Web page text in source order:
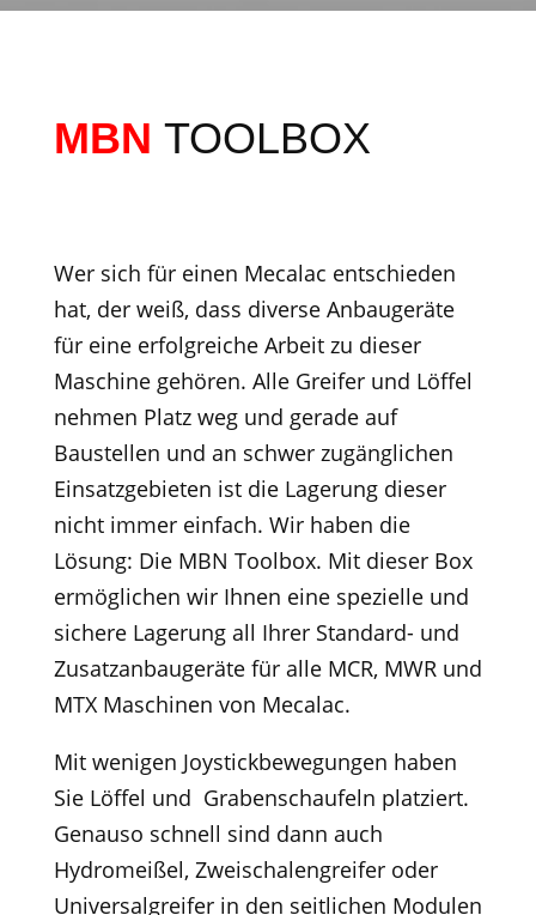
MBN TOOLBOX
Wer sich für einen Mecalac entschieden
hat, der weiß, dass diverse Anbaugeräte
für eine erfolgreiche Arbeit zu dieser
Maschine gehören. Alle Greifer und Löffel
nehmen Platz weg und gerade auf
Baustellen und an schwer zugänglichen
Einsatzgebieten ist die Lagerung dieser
nicht immer einfach. Wir haben die
Lösung: Die MBN Toolbox. Mit dieser Box
ermöglichen wir Ihnen eine spezielle und
sichere Lagerung all Ihrer Standard- und
Zusatzanbaugeräte für alle MCR, MWR und
MTX Maschinen von Mecalac.
Mit wenigen Joystickbewegungen haben
Sie Löffel und Grabenschaufeln platziert.
Genauso schnell sind dann auch
Hydromeißel, Zweischalengreifer oder
Universalgreifer in den seitlichen Modulen